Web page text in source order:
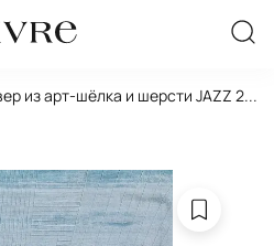
из арт-шёлка и шерсти JAZZ
...